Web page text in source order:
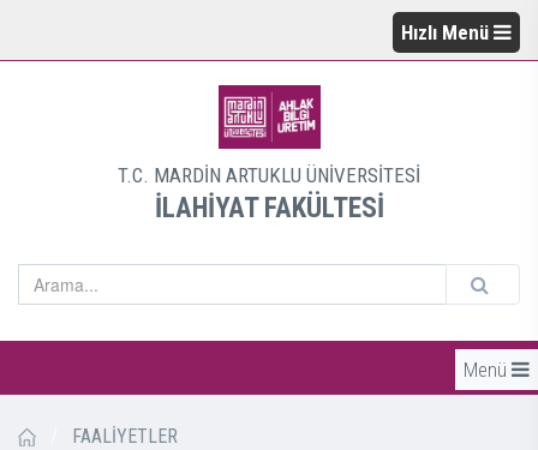
Hızlı Menü
T.C. MARDİN ARTUKLU ÜNİVERSİTESİ
İLAHİYAT FAKÜLTESİ
Menü
FAALİYETLER